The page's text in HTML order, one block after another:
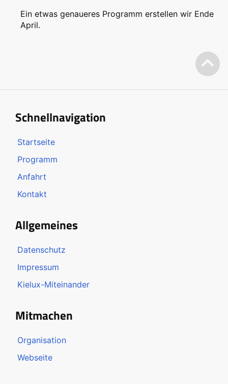
Ein etwas genaueres Programm erstellen wir Ende
April.
Schnellnavigation
Startseite
Programm
Anfahrt
Kontakt
Allgemeines
Datenschutz
Impressum
Kielux-Miteinander
Mitmachen
Organisation
Webseite